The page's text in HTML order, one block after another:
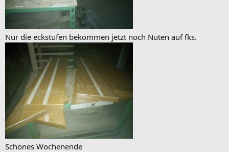
Nur die eckstufen bekommen jetzt noch Nuten auf fks.
Schönes Wochenende